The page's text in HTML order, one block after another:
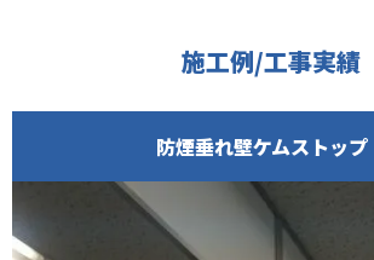
施工例/工事実績
防煙垂れ壁ケムストップ